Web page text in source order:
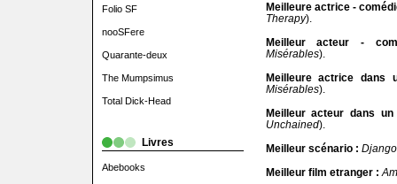
Folio SF
nooSFere
Quarante-deux
The Mumpsimus
Total Dick-Head
Livres
Abebooks
Meilleure actrice -
Therapy).
Meilleur acteur -
Misérables).
Meilleure actrice dans
Misérables).
Meilleur acteur dans
Unchained).
Meilleur scénario :
Meilleur film etranger :